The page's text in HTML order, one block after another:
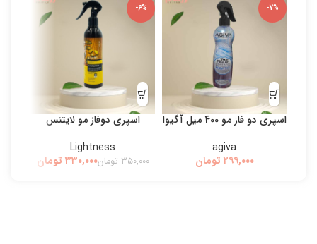
-7%
اسپری دو فاز مو 400 میل آگیوا
agiva
تومان
-6%
اسپری دوفاز مو لایتنس
Lightness
۳۵۰,۰۰۰ تومان۳۳۰,۰۰۰ تومان